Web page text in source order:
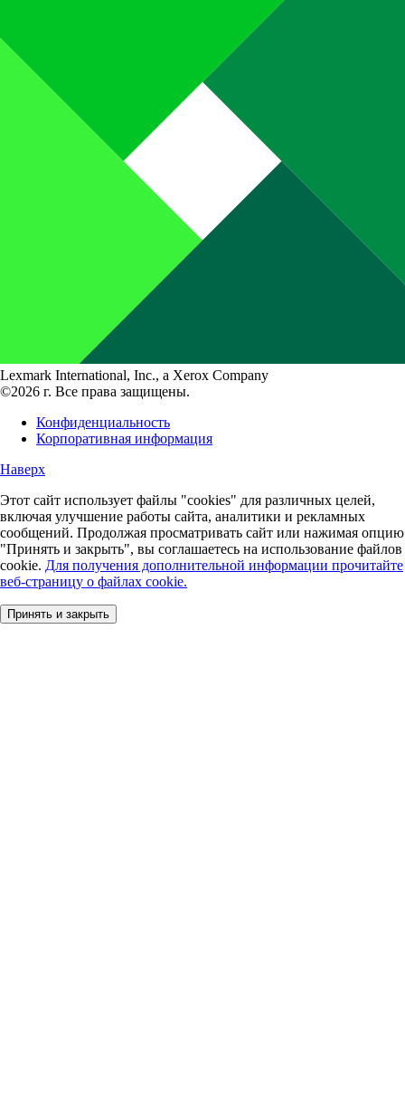
Lexmark International, Inc., a Xerox Company
©2026 г. Все права защищены.
Конфиденциальность
Корпоративная информация
Наверх
Этот сайт использует файлы "cookies" для различных целей,
включая улучшение работы сайта, аналитики и рекламных
сообщений. Продолжая просматривать сайт или нажимая опцию
"Принять и закрыть", вы соглашаетесь на использование файлов
cookie. Для получения дополнительной информации прочитайте
веб-страницу о файлах cookie.
Принять и закрыть